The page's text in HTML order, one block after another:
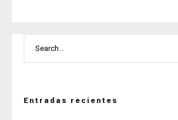
Entradas recientes